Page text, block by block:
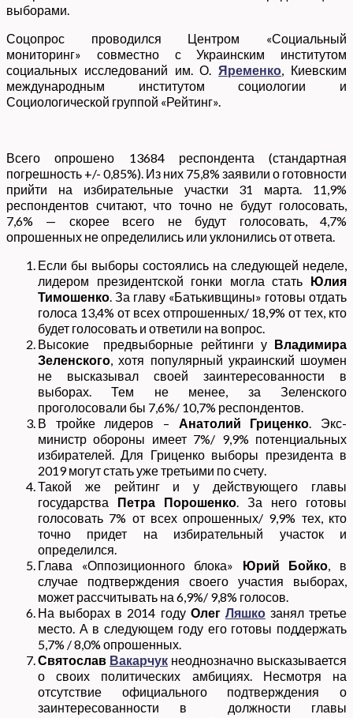
выборами.
Соцопрос проводился Центром «Социальный
мониторинг» совместно с Украинским институтом
социальных исследований им. О.Яременко, Киевским
международным институтом социологии и
Социологической группой «Рейтинг».
Всего опрошено 13684 респондента (стандартная
погрешность +/- 0,85%). Из них 75,8% заявили о готовности
прийти на избирательные участки 31 марта. 11,9%
респондентов считают, что точно не будут голосовать,
7,6% — скорее всего не будут голосовать, 4,7%
опрошенных не определились или уклонились от ответа.
Если бы выборы состоялись на следующей неделе,
лидером президентской гонки могла стать Юлия
Тимошенко. За главу «Батькивщины» готовы отдать
голоса 13,4% от всех отпрошенных/ 18,9% от тех, кто
будет голосовать и ответили на вопрос.
Высокие предвыборные рейтинги у Владимира
Зеленского, хотя популярный украинский шоумен
не высказывал своей заинтересованности в
выборах. Тем не менее, за Зеленского
проголосовали бы 7,6%/ 10,7% респондентов.
В тройке лидеров – Анатолий Гриценко. Экс-
министр обороны имеет 7%/ 9,9% потенциальных
избирателей. Для Гриценко выборы президента в
2019 могут стать уже третьими по счету.
Такой же рейтинг и у действующего главы
государства Петра Порошенко. За него готовы
голосовать 7% от всех опрошенных/ 9,9% тех, кто
точно придет на избирательный участок и
определился.
Глава «Оппозиционного блока» Юрий Бойко, в
случае подтверждения своего участия выборах,
может рассчитывать на 6,9%/ 9,8% голосов.
На выборах в 2014 году Олег Ляшкозанял третье
место. А в следующем году его готовы поддержать
5,7% / 8,0% опрошенных.
Святослав Вакарчук неоднозначно высказывается
о своих политических амбициях. Несмотря на
отсутствие официального подтверждения о
заинтересованности в должности главы